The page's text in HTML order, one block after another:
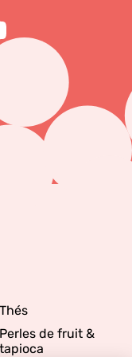
la boisson
professionnel
de proposer
café et de lait par
perles de tapioca.
Thés
Perles de fruit &
tapioca